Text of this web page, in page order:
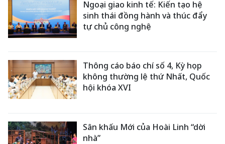
Ngoại giao kinh tế: Kiến tạo hệ
sinh thái đồng hành và thúc đẩy
tự chủ công nghệ
Thông cáo báo chí số 4, Kỳ họp
không thường lệ thứ Nhất, Quốc
hội khóa XVI
Sân khấu Mới của Hoài Linh “dời
nhà”